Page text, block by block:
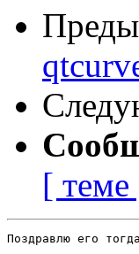
[ теме
Поздравлю его